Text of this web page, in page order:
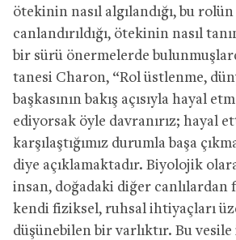
ötekinin nasıl algılandığı, bu rolün
canlandırıldığı, ötekinin nasıl
bir sürü önermelerde
tanesi Charon, “Rol üstlenme,
başkasının bakış açısıyla hayal
ediyorsak öyle davranırız; hayal
karşılaştığımız durumla başa
diye açıklamaktadır. Biyolojik
insan, doğadaki diğer canlılardan
kendi fiziksel, ruhsal ihtiyaçları
düşünebilen bir varlıktır. Bu